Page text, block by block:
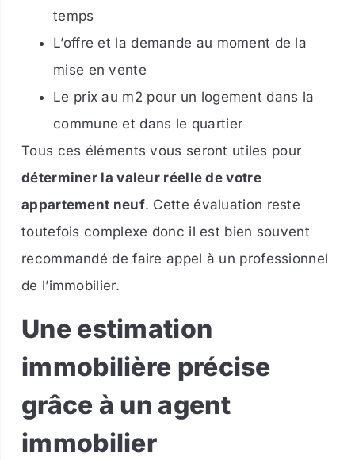
temps
L’offre et la demande au moment de la
mise en vente
Le prix au m2 pour un logement dans la
commune et dans le quartier
Tous ces éléments vous seront utiles pour
déterminer la valeur réelle de votre
appartement neuf. Cette évaluation reste
toutefois complexe donc il est bien souvent
recommandé de faire appel à un professionnel
de l’immobilier.
Une estimation
immobilière précise
grâce à un agent
immobilier